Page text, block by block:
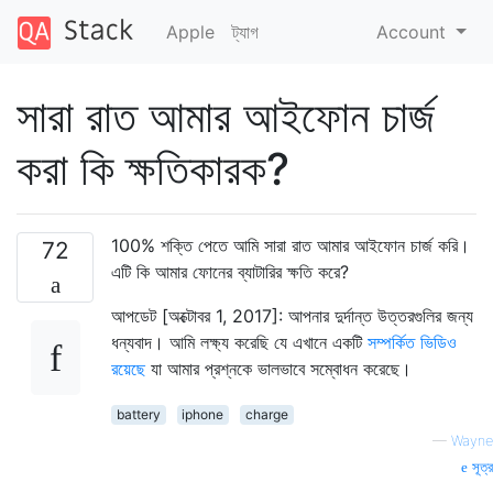
Apple ট্যাগ Account
সারা রাত আমার আইফোন চার্জ
করা কি ক্ষতিকারক?
72
100% শক্তি পেতে আমি সারা রাত আমার আইফোন চার্জ করি।
এটি কি আমার ফোনের ব্যাটারির ক্ষতি করে?
আপডেট [অক্টোবর 1, 2017]: আপনার দুর্দান্ত উত্তরগুলির জন্য
ধন্যবাদ। আমি লক্ষ্য করেছি যে এখানে একটি সম্পর্কিত ভিডিও
রয়েছেযা আমার প্রশ্নকে ভালভাবে সম্বোধন করেছে।
battery iphone
charge
— Wayne
সূত্র